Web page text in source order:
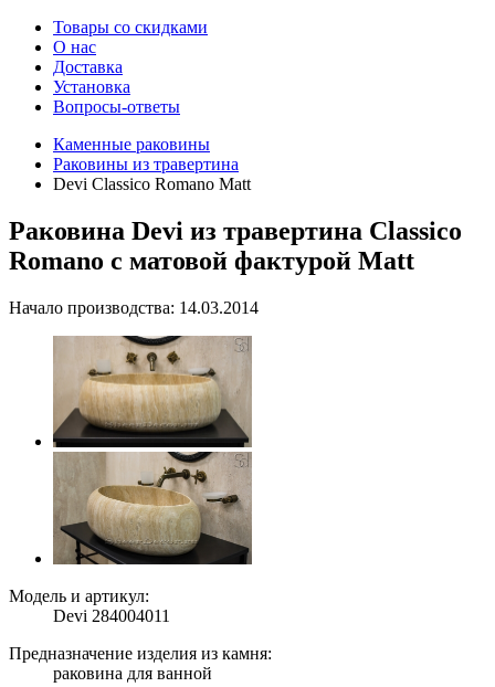
Товары со скидками
О нас
Доставка
Установка
Вопросы-ответы
Каменные раковины
Раковины из травертина
Devi Classico Romano Matt
Раковина Devi из травертина Classico
Romano с матовой фактурой Matt
Начало производства: 14.03.2014
Модель и артикул:
Devi 284004011
Предназначение изделия из камня:
раковина для ванной